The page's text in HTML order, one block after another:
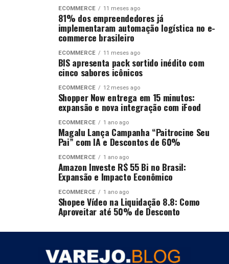
ECOMMERCE 11 meses ago
81% dos empreendedores já
implementaram automação logística no e-
commerce brasileiro
ECOMMERCE 11 meses ago
BIS apresenta pack sortido inédito com
cinco sabores icônicos
ECOMMERCE 12 meses ago
Shopper Now entrega em 15 minutos:
expansão e nova integração com iFood
ECOMMERCE 1 ano ago
Magalu Lança Campanha “Paitrocine Seu
Pai” com IA e Descontos de 60%
ECOMMERCE 1 ano ago
Amazon Investe R$ 55 Bi no Brasil:
Expansão e Impacto Econômico
ECOMMERCE 1 ano ago
Shopee Vídeo na Liquidação 8.8: Como
Aproveitar até 50% de Desconto